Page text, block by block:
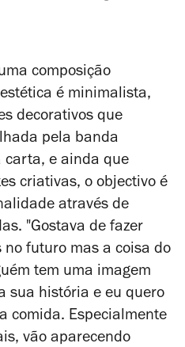
composição
é minimalista,
decorativos que
pela banda
carta, e ainda que
criativas, o objectivo é
através de
"Gostava de fazer
futuro mas a coisa do
tem uma imagem
sua história e eu quero
comida. Especialmente
vão aparecendo